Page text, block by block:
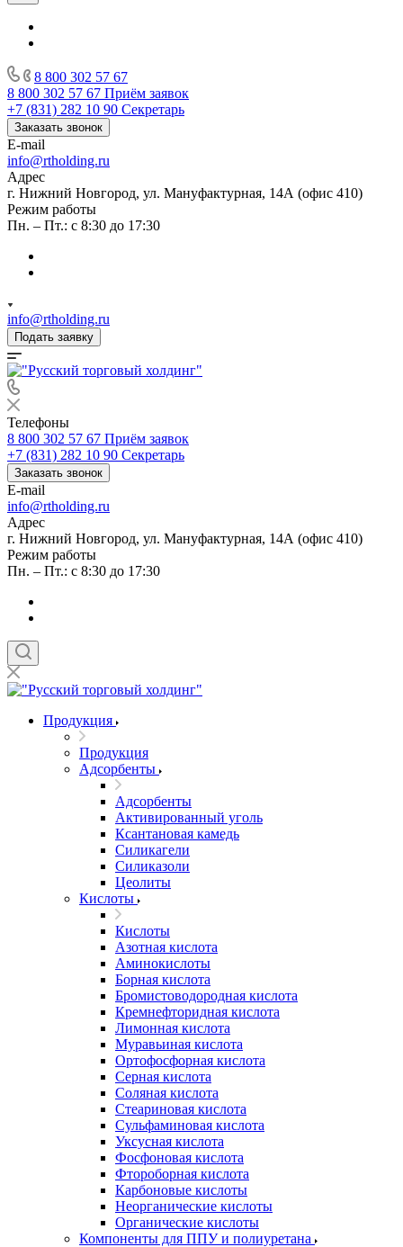
8 800 302 57 67
8 800 302 57 67 Приём заявок
+7 (831) 282 10 90 Секретарь
Заказать звонок
E-mail
info@rtholding.ru
Адрес
г. Нижний Новгород, ул. Мануфактурная, 14А (офис 410)
Режим работы
Пн. – Пт.: с 8:30 до 17:30
info@rtholding.ru
Подать заявку
Телефоны
8 800 302 57 67 Приём заявок
+7 (831) 282 10 90 Секретарь
Заказать звонок
E-mail
info@rtholding.ru
Адрес
г. Нижний Новгород, ул. Мануфактурная, 14А (офис 410)
Режим работы
Пн. – Пт.: с 8:30 до 17:30
Продукция
Продукция
Адсорбенты
Адсорбенты
Активированный уголь
Ксантановая камедь
Силикагели
Силиказоли
Цеолиты
Кислоты
Кислоты
Азотная кислота
Аминокислоты
Борная кислота
Бромистоводородная кислота
Кремнефторидная кислота
Лимонная кислота
Муравьиная кислота
Ортофосфорная кислота
Серная кислота
Соляная кислота
Стеариновая кислота
Сульфаминовая кислота
Уксусная кислота
Фосфоновая кислота
Фтороборная кислота
Карбоновые кислоты
Неорганические кислоты
Органические кислоты
Компоненты для ППУ и полиуретана